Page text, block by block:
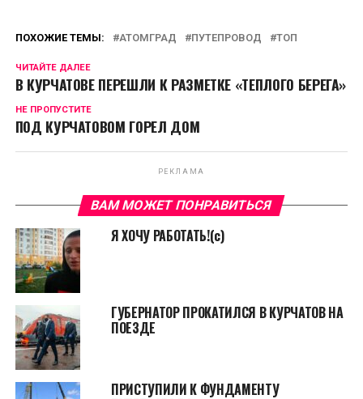
ПОХОЖИЕ ТЕМЫ: АТОМГРАД ПУТЕПРОВОД ТОП
ЧИТАЙТЕ ДАЛЕЕ
В КУРЧАТОВЕ ПЕРЕШЛИ К РАЗМЕТКЕ «ТЕПЛОГО БЕРЕГА»
НЕ ПРОПУСТИТЕ
ПОД КУРЧАТОВОМ ГОРЕЛ ДОМ
РЕКЛАМА
ВАМ МОЖЕТ ПОНРАВИТЬСЯ
Я ХОЧУ РАБОТАТЬ!(с)
ГУБЕРНАТОР ПРОКАТИЛСЯ В КУРЧАТОВ НА
ПОЕЗДЕ
ПРИСТУПИЛИ К ФУНДАМЕНТУ